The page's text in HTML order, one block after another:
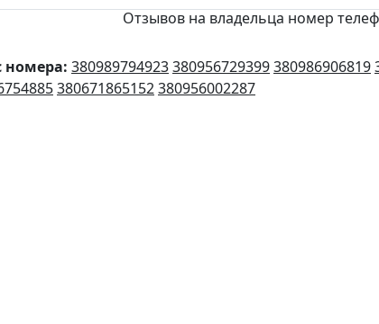
Отзывов на владельца номер
номера: 380989794923380956729399380986906819
380671865152380956002287